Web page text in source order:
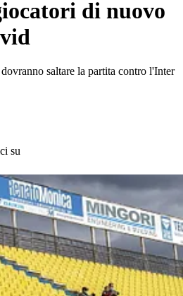
di nuovo
saltare la partita contro l'Inter
su